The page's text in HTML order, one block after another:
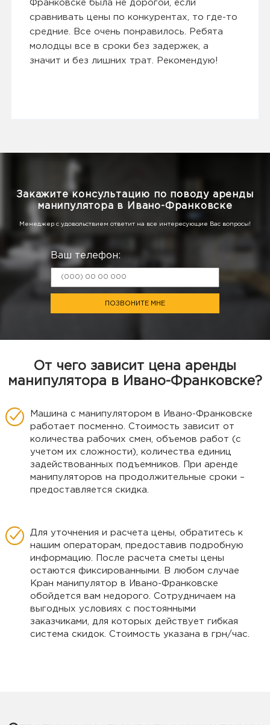
Франковске была не дорогой, если
сравнивать цены по конкурентах, то где-то
средние. Все очень понравилось. Ребята
молодцы все в сроки без задержек, а
значит и без лишних трат. Рекомендую!
Закажите консультацию по поводу аренды
манипулятора в Ивано-Франковске
Менеджер с удовольствием ответит на все интересующие Вас вопросы!
Ваш телефон:
ПОЗВОНИТЕ МНЕ
От чего зависит цена аренды
манипулятора в Ивано-Франковске?
Машина с манипулятором в Ивано-Франковске
работает посменно. Стоимость зависит от
количества рабочих смен, объемов работ (с
учетом их сложности), количества единиц
задействованных подъемников. При аренде
манипуляторов на продолжительные сроки –
предоставляется скидка.
Для уточнения и расчета цены, обратитесь к
нашим операторам, предоставив подробную
информацию. После расчета сметы цены
остаются фиксированными. В любом случае
Кран манипулятор в Ивано-Франковске
обойдется вам недорого. Сотрудничаем на
выгодных условиях с постоянными
заказчиками, для которых действует гибкая
система скидок. Стоимость указана в грн/час.